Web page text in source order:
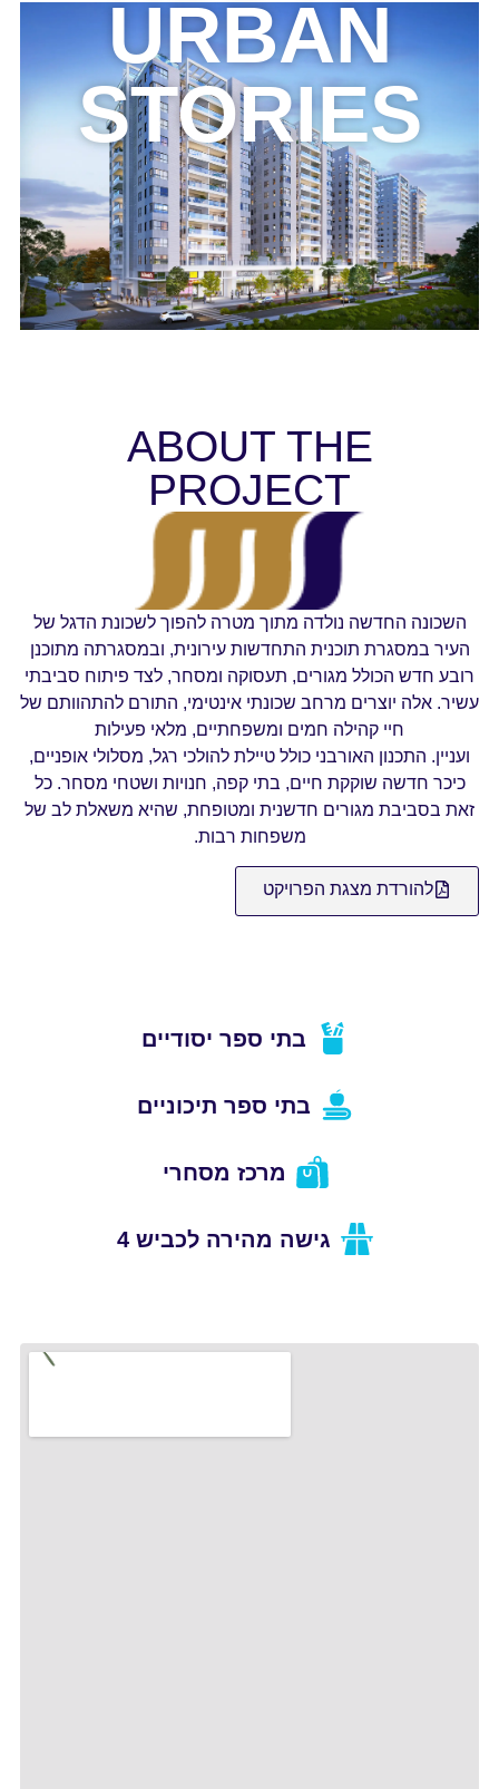
URBAN
STORIES
ABOUT THE
PROJECT
השכונה החדשה נולדה מתוך מטרה להפוך לשכונת הדגל של
העיר במסגרת תוכנית התחדשות עירונית, ובמסגרתה מתוכנן
רובע חדש הכולל מגורים, תעסוקה ומסחר, לצד פיתוח סביבתי
עשיר. אלה יוצרים מרחב שכונתי אינטימי, התורם להתהוותם של
חיי קהילה חמים ומשפחתיים, מלאי פעילות
ועניין. התכנון האורבני כולל טיילת להולכי רגל, מסלולי אופניים,
כיכר חדשה שוקקת חיים, בתי קפה, חנויות ושטחי מסחר. כל
זאת בסביבת מגורים חדשנית ומטופחת, שהיא משאלת לב של
משפחות רבות.
להורדת מצגת הפרויקט
בתי ספר יסודיים
בתי ספר תיכוניים
מרכז מסחרי
גישה מהירה לכביש 4